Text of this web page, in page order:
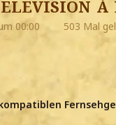
00:00 503 Mal